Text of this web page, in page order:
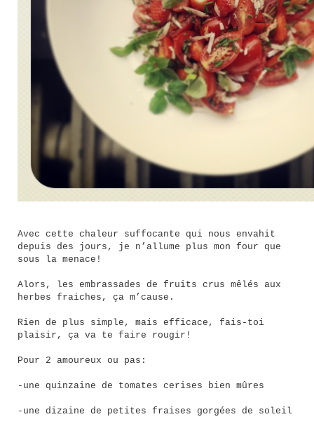
Avec cette chaleur suffocante qui nous envahit
depuis des jours, je n’allume plus mon four que
sous la menace!
Alors, les embrassades de fruits crus mêlés aux
herbes fraiches, ça m’cause.
Rien de plus simple, mais efficace, fais-toi
plaisir, ça va te faire rougir!
Pour 2 amoureux ou pas:
-une quinzaine de tomates cerises bien mûres
-une dizaine de petites fraises gorgées de soleil